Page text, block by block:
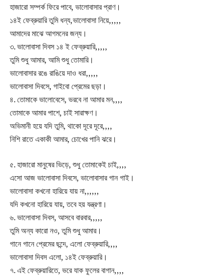
হাজারো সম্পর্ক ফিরে পাবে, ভালোবাসার প্রাণ।
১৪ই ফেব্রুয়ারি তুমি ধন্য,ভালোবাসা নিয়ে,,,,,
আমাদের মাঝে আগমনের জন্য।
৩. ভালোবাসা দিবস ১৪ ই ফেব্রুয়ারি,,,,,
তুমি শুধু আমার, আমি শুধু তোমারি।
ভালোবাসার রঙে রাঙিয়ে দাও ধরা,,,,,
ভালোবাসা দিবসে, গাইবো প্রেমের ছড়া।
৪. তোমাকে ভালোবেসে, ভরবে না আমার মন,,,,
তোমাকে আমার পাশে, চাই সারাক্ষণ।
অভিমানী হয়ে যদি তুমি, থাকো দূরে দূরে,,,,
নিশি রাতে একাকী আমার, চোখের পানি ঝরে।
৫. হাজারো মানুষের ভিড়ে, শুধু তোমাকেই চাই,,,,
এসো আজ ভালোবাসা দিবসে, ভালোবাসার গান গাই।
ভালোবাসা কখনো হারিয়ে যায় না,,,,,,
যদি কখনো হারিয়ে যায়, তবে হয় যন্ত্রণা।
৬. ভালোবাসা দিবস, আসবে বারবার,,,,,
তুমি অন্য কারো নও, তুমি শুধু আমার।
গানে গানে প্রেমের ছন্দে, এলো ফেব্রুয়ারি,,,,
ভালোবাসা দিবস এলো, ১৪ই ফেব্রুয়ারি।
৭. এই ফেব্রুয়ারিতে, ভরে যাক ফুলের বাগান,,,,